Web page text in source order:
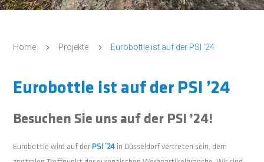
Home 5 Projekte 5 Eurobottle ist auf der PSI ’24
Eurobottle ist auf der PSI ’24
Besuchen Sie uns auf der PSI ’24!
Eurobottle wird auf der PSI ’24 in Düsseldorf vertreten sein, dem